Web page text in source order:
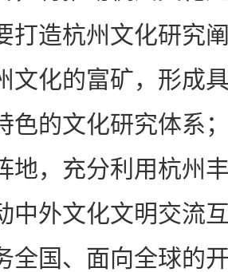
打造杭州文化研究
文化的富矿，形成
色的文化研究体系
地，充分利用杭州
中外文化文明交流
全国、面向全球的